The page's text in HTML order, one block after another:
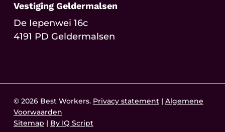
Vestiging Geldermalsen
De Iepenwei 16c
4191 PD Geldermalsen
© 2026 Best Workers. Privacy statement| Algemene
Voorwaarden
Sitemap | By IQ Script